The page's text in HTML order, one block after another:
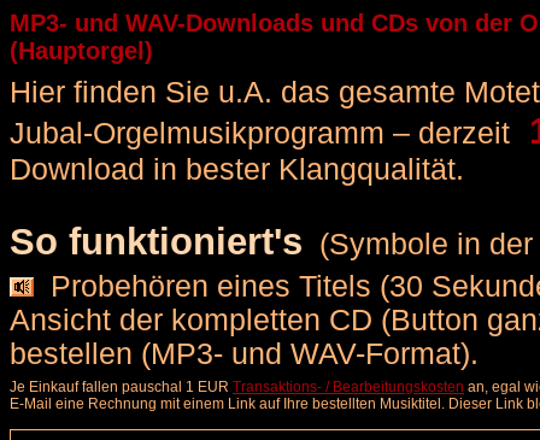
MP3- und WAV-Downloads und CDs von
(Hauptorgel)
Hier finden Sie u.A. das gesamte
Jubal-Orgelmusikprogramm – derzeit
Download in bester Klangqualität.
So funktioniert's (Symbole in
Probehören eines Titels (30
Ansicht der kompletten CD (Button
bestellen (MP3- und WAV-Format).
Je Einkauf fallen pauschal 1 EUR Transaktions- / Bearbeitungskosten an, egal
E-Mail eine Rechnung mit einem Link auf Ihre bestellten Musiktitel. Dieser